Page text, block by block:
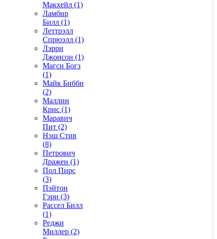
Макхейл (1)
Ламбир
Билл (1)
Леттрэлл
Спрюэлл (1)
Лэрри
Джонсон (1)
Магси Богз
(1)
Майк Бибби
(2)
Маллин
Крис (1)
Маравич
Пит (2)
Нэш Стив
(8)
Петрович
Дражен (1)
Пол Пирс
(3)
Пэйтон
Гэри (3)
Рассел Билл
(1)
Реджи
Миллер (2)